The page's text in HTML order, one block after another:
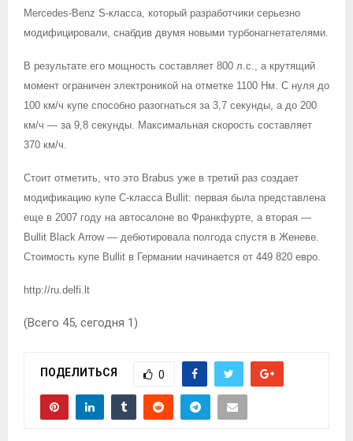
Mercedes-Benz S-класса, который разработчики серьезно
модифицировали, снабдив двумя новыми турбонагнетателями.
В результате его мощность составляет 800 л.с., а крутящий
момент ограничен электроникой на отметке 1100 Нм. С нуля до
100 км/ч купе способно разогнаться за 3,7 секунды, а до 200
км/ч — за 9,8 секунды. Максимальная скорость составляет
370 км/ч.
Стоит отметить, что это Brabus уже в третий раз создает
модификацию купе C-класса Bullit: первая была представлена
еще в 2007 году на автосалоне во Франкфурте, а вторая —
Bullit Black Arrow — дебютировала полгода спустя в Женеве.
Стоимость купе Bullit в Германии начинается от 449 820 евро.
http://ru.delfi.lt
(Всего 45, сегодня 1)
ПОДЕЛИТЬСЯ 0